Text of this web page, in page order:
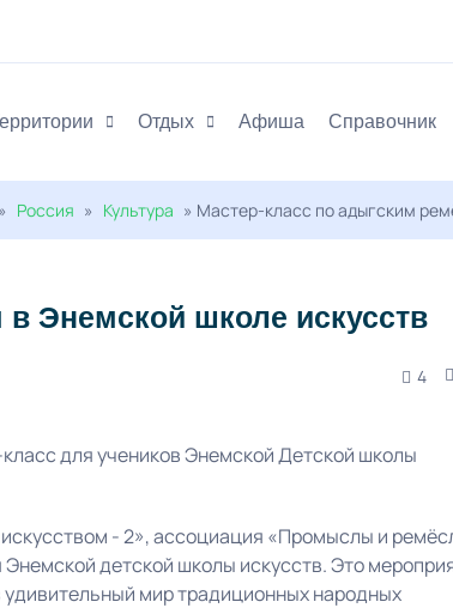
Отдых Афиша Справочник
» Россия » Культура » Мастер-класс по адыгским
Энемской школе искусств
4
для учеников Энемской Детской школы
- 2», ассоциация «Промыслы и
детской школы искусств. Это
мир традиционных народных